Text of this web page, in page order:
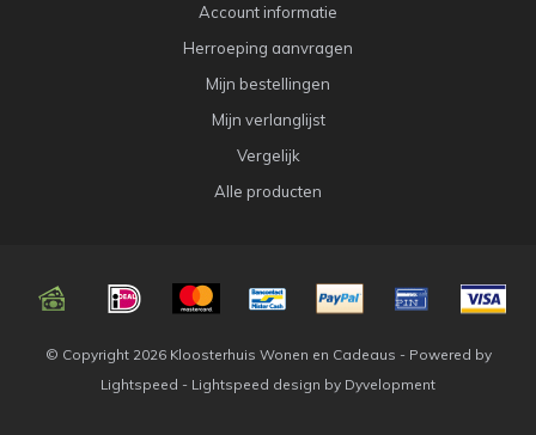
Account informatie
Herroeping aanvragen
Mijn bestellingen
Mijn verlanglijst
Vergelijk
Alle producten
© Copyright 2026 Kloosterhuis Wonen en Cadeaus - Powered by
Lightspeed - Lightspeed design by Dyvelopment